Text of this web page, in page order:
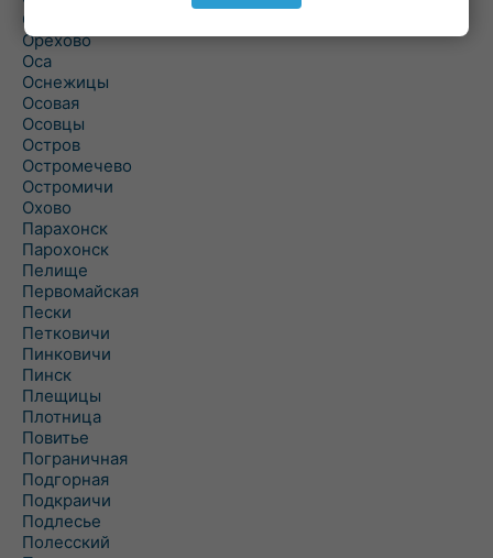
Ополь
Орехово
Оса
Оснежицы
Осовая
Осовцы
Остров
Остромечево
Остромичи
Охово
Парахонск
Парохонск
Пелище
Первомайская
Пески
Петковичи
Пинковичи
Пинск
Плещицы
Плотница
Повитье
Пограничная
Подгорная
Подкраичи
Подлесье
Полесский